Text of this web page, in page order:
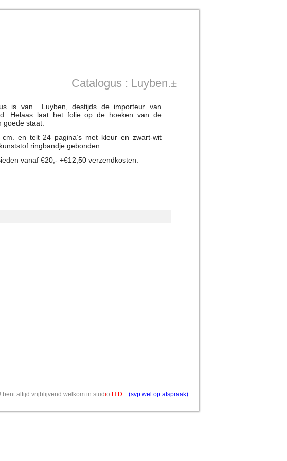
Catalogus : Luyben.±
is van Luyben, destijds de importeur van
Helaas laat het folie op de hoeken van de
goede staat.
en telt 24 pagina’s met kleur en zwart-wit
ringbandje gebonden.
vanaf €20,- +€12,50 verzendkosten.
bent altijd vrijblijvend welkom in studio H.D... (svp wel op afspraak)